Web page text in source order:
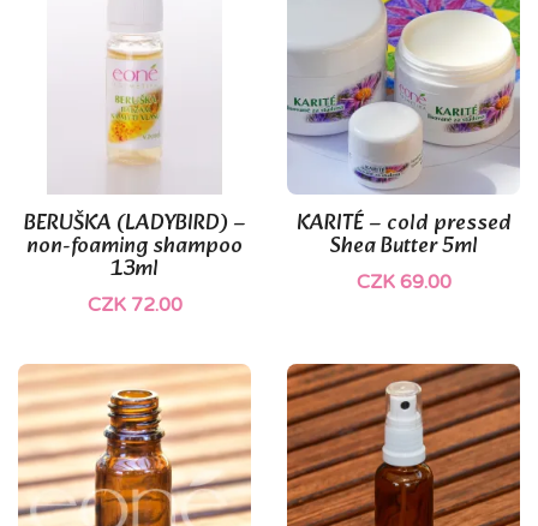
BERUŠKA (LADYBIRD) –
non-foaming shampoo
13ml
CZK 72.00
KARITÉ – cold pressed
Shea Butter 5ml
CZK 69.00